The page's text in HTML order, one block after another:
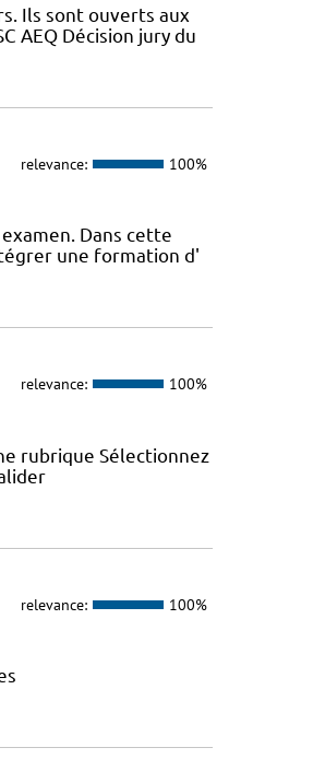
Ils sont ouverts aux
AEQ Décision jury du
relevance: 100%
Dans cette
une formation d'
relevance: 100%
rubrique Sélectionnez
relevance: 100%